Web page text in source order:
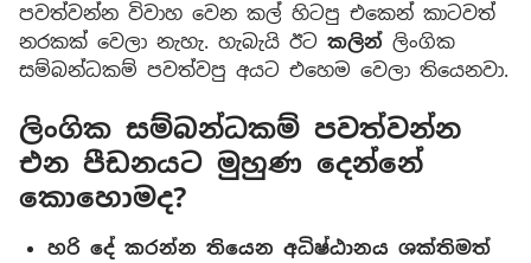
පවත්වන්න විවාහ වෙන කල් හිටපු එකෙන් කාටවත්
නරකක් වෙලා නැහැ. හැබැයි ඊට කලින් ලිංගික
සම්බන්ධකම් පවත්වපු අයට එහෙම වෙලා තියෙනවා.
ලිංගික සම්බන්ධකම් පවත්වන්න
එන පීඩනයට මුහුණ දෙන්නේ
කොහොමද?
හරි දේ කරන්න තියෙන අධිෂ්ඨානය ශක්තිමත්